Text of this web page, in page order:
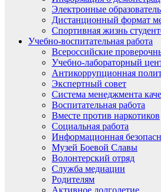
Электронные
Дистанционный формат
Спортивная жизнь
Учебно-воспитательная работа
Всероссийские
Учебно-лабораторный
Антикоррупционная
Экспертный совет
Система менеджмента
Воспитательная работа
Вместе против наркотиков
Социальная работа
Информационная
Музей Боевой Славы
Волонтерский отряд
Служба медиации
Родителям
Активное долголетие